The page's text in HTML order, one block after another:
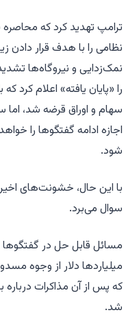
ترامپ تهدید کرد که محاصره
نظامی را با هدف قرار
نمک‌زدایی و نیروگاه‌ها
را «پایان یافته» اعلام
سهام و اوراق قرضه شد،
اجازه ادامه گفتگوها را
شود.
با این حال، خشونت‌های اخیر
سوال می‌برد.
مسائل قابل حل در
میلیاردها دلار از وجوه
که پس از آن مذاکرات درباره
شد.